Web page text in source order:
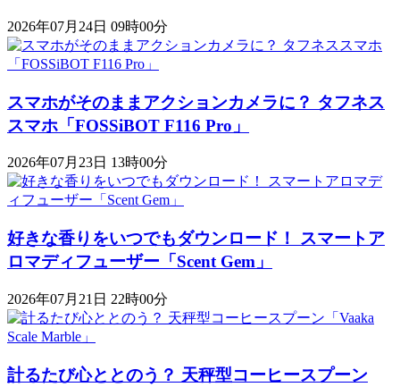
2026年07月24日 09時00分
スマホがそのままアクションカメラに？ タフネス
スマホ「FOSSiBOT F116 Pro」
2026年07月23日 13時00分
好きな香りをいつでもダウンロード！ スマートア
ロマディフューザー「Scent Gem」
2026年07月21日 22時00分
計るたび心ととのう？ 天秤型コーヒースプーン